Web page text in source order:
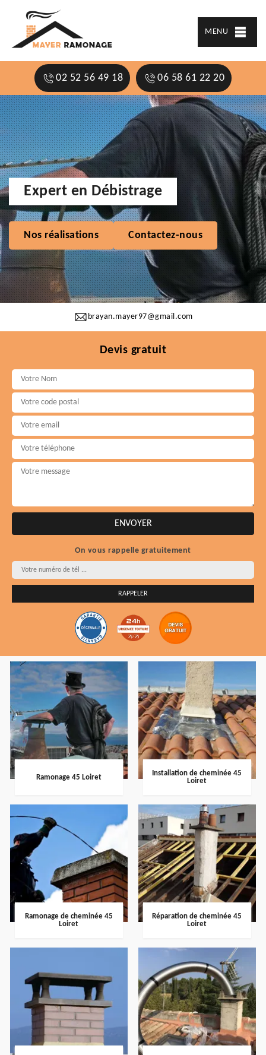
MENU
02 52 56 49 18 06 58 61 22 20
brayan.mayer97@gmail.com
Expert en Débistrage
Nos réalisations Contactez-nous
Devis gratuit
On vous rappelle gratuitement
Ramonage 45 Loiret
Installation de cheminée 45
Loiret
Ramonage de cheminée 45
Loiret
Réparation de cheminée 45
Loiret